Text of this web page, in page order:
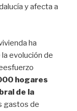
y afecta a
ha
evolución de
hogares
de la
gastos de